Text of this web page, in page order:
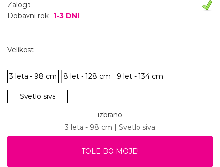
Zaloga
Dobavni rok
1-3 DNI
Velikost
3 leta - 98 cm 8 let - 128 cm 9 let - 134 cm
Svetlo siva
izbrano
3 leta - 98 cm | Svetlo siva
TOLE BO MOJE!